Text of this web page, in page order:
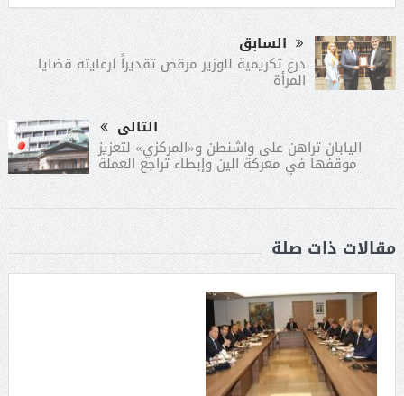
السابق
درع تكريمية للوزير مرقص تقديراً لرعايته قضايا
المرأة
التالى
اليابان تراهن على واشنطن و«المركزي» لتعزيز
موقفها في معركة الين وإبطاء تراجع العملة
مقالات ذات صلة